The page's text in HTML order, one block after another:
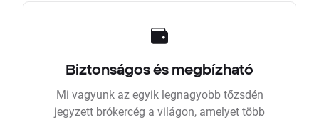
Biztonságos és megbízható
Mi vagyunk az egyik legnagyobb tőzsdén
jegyzett brókercég a világon, amelyet több